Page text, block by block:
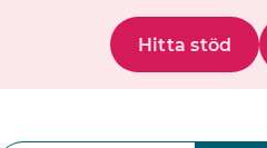
Hitta stöd